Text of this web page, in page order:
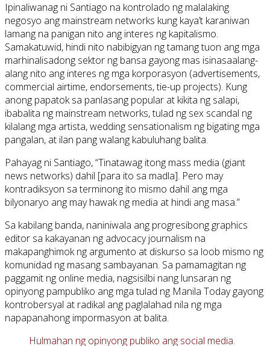
Ipinaliwanag ni Santiago na kontrolado ng malalaking
negosyo ang mainstream networks kung kaya’t karaniwan
lamang na panigan nito ang interes ng kapitalismo.
Samakatuwid, hindi nito nabibigyan ng tamang tuon ang mga
marhinalisadong sektor ng bansa gayong mas isinasaalang-
alang nito ang interes ng mga korporasyon (advertisements,
commercial airtime, endorsements, tie-up projects). Kung
anong papatok sa panlasang popular at kikita ng salapi,
ibabalita ng mainstream networks, tulad ng sex scandal ng
kilalang mga artista, wedding sensationalism ng bigating mga
pangalan, at ilan pang walang kabuluhang balita.
Pahayag ni Santiago, “Tinatawag itong mass media (giant
news networks) dahil [para ito sa madla]. Pero may
kontradiksyon sa terminong ito mismo dahil ang mga
bilyonaryo ang may hawak ng media at hindi ang masa.”
Sa kabilang banda, naniniwala ang progresibong graphics
editor sa kakayanan ng advocacy journalism na
makapanghimok ng argumento at diskurso sa loob mismo ng
komunidad ng masang sambayanan. Sa pamamagitan ng
paggamit ng online media, nagsisilbi nang lunsaran ng
opinyong pampubliko ang mga tulad ng Manila Today gayong
kontrobersyal at radikal ang paglalahad nila ng mga
napapanahong impormasyon at balita.
Hulmahan ng opinyong publiko ang social media.